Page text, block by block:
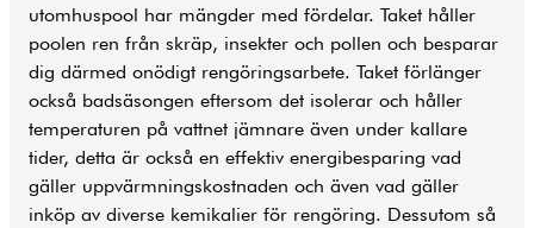
utomhuspool har mängder med fördelar. Taket håller
poolen ren från skräp, insekter och pollen och besparar
dig därmed onödigt rengöringsarbete. Taket förlänger
också badsäsongen eftersom det isolerar och håller
temperaturen på vattnet jämnare även under kallare
tider, detta är också en effektiv energibesparing vad
gäller uppvärmningskostnaden och även vad gäller
inköp av diverse kemikalier för rengöring. Dessutom så